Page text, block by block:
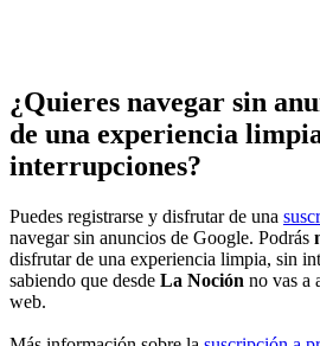
¿Quieres navegar sin
de una experiencia
interrupciones?
Puedes registrarse y disfrutar de una
navegar sin anuncios de Google. Podrás
disfrutar de una experiencia limpia, sin
sabiendo que desde La Noción no vas a
web.